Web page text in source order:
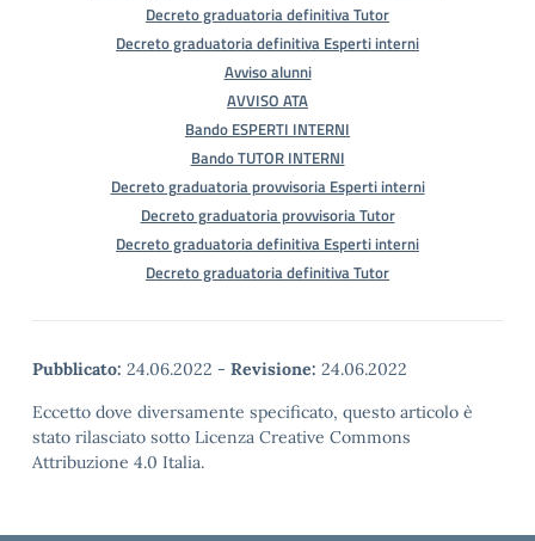
Decreto graduatoria definitiva Tutor
Decreto graduatoria definitiva Esperti interni
Avviso alunni
AVVISO ATA
Bando ESPERTI INTERNI
Bando TUTOR INTERNI
Decreto graduatoria provvisoria Esperti interni
Decreto graduatoria provvisoria Tutor
Decreto graduatoria definitiva Esperti interni
Decreto graduatoria definitiva Tutor
Pubblicato: 24.06.2022 - Revisione: 24.06.2022
Eccetto dove diversamente specificato, questo articolo è
stato rilasciato sotto Licenza Creative Commons
Attribuzione 4.0 Italia.